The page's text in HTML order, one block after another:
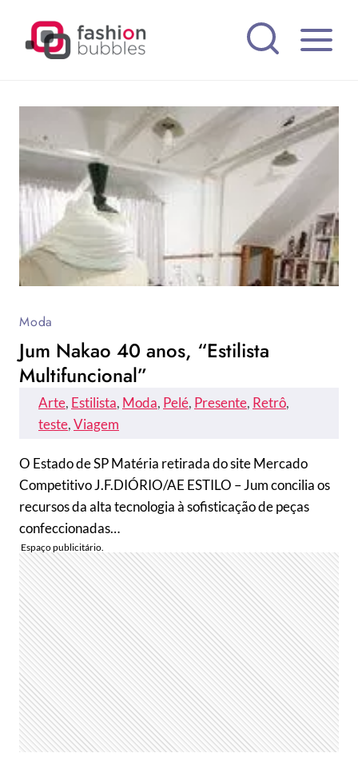
Moda
Jum Nakao 40 anos, “Estilista
Multifuncional”
Arte, Estilista, Moda, Pelé, Presente, Retrô
teste, Viagem
O Estado de SP Matéria retirada do site Mercado
Competitivo J.F.DIÓRIO/AE ESTILO – Jum concilia os
recursos da alta tecnologia à sofisticação de peças
confeccionadas…